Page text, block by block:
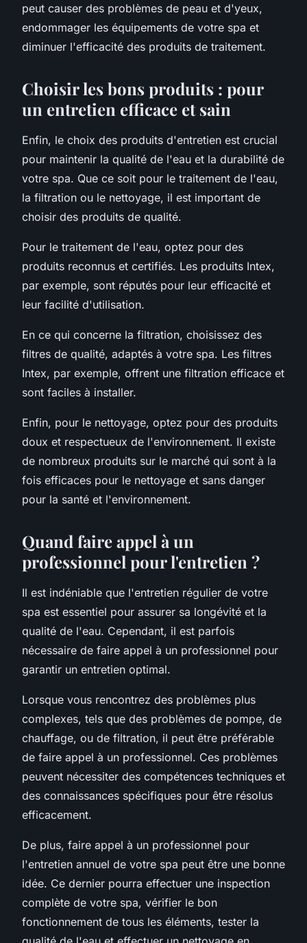
peut causer des problèmes de peau et d'yeux,
endommager les équipements de votre spa et
diminuer l'efficacité des produits de traitement.
Choisir les bons produits : pour
un entretien efficace et sain
Enfin, le choix des produits d'entretien est crucial
pour maintenir la qualité de l'eau et la durabilité de
votre spa. Que ce soit pour le traitement de l'eau,
la filtration ou le nettoyage, il est important de
choisir des produits de qualité.
Pour le traitement de l'eau, optez pour des
produits reconnus et certifiés. Les produits Intex,
par exemple, sont réputés pour leur efficacité et
leur facilité d'utilisation.
En ce qui concerne la filtration, choisissez des
filtres de qualité, adaptés à votre spa. Les filtres
Intex, par exemple, offrent une filtration efficace et
sont faciles à installer.
Enfin, pour le nettoyage, optez pour des produits
doux et respectueux de l'environnement. Il existe
de nombreux produits sur le marché qui sont à la
fois efficaces pour le nettoyage et sans danger
pour la santé et l'environnement.
Quand faire appel à un
professionnel pour l'entretien ?
Il est indéniable que l'entretien régulier de votre
spa est essentiel pour assurer sa longévité et la
qualité de l'eau. Cependant, il est parfois
nécessaire de faire appel à un professionnel pour
garantir un entretien optimal.
Lorsque vous rencontrez des problèmes plus
complexes, tels que des problèmes de pompe, de
chauffage, ou de filtration, il peut être préférable
de faire appel à un professionnel. Ces problèmes
peuvent nécessiter des compétences techniques et
des connaissances spécifiques pour être résolus
efficacement.
De plus, faire appel à un professionnel pour
l'entretien annuel de votre spa peut être une bonne
idée. Ce dernier pourra effectuer une inspection
complète de votre spa, vérifier le bon
fonctionnement de tous les éléments, tester la